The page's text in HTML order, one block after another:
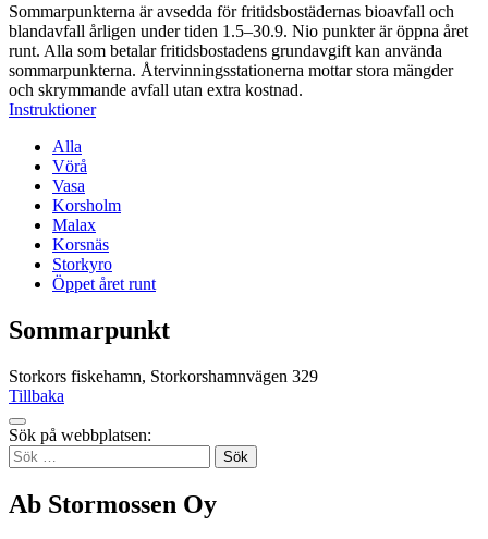
Sommarpunkterna är avsedda för fritidsbostädernas bioavfall och
blandavfall årligen under tiden 1.5–30.9. Nio punkter är öppna året
runt. Alla som betalar fritidsbostadens grundavgift kan använda
sommarpunkterna. Återvinningsstationerna mottar stora mängder
och skrymmande avfall utan extra kostnad.
Instruktioner
Alla
Vörå
Vasa
Korsholm
Malax
Korsnäs
Storkyro
Öppet året runt
Sommarpunkt
Storkors fiskehamn, Storkorshamnvägen 329
Tillbaka
Tillbaka
up
Sök på webbplatsen:
Sök
efter:
Ab Stormossen Oy